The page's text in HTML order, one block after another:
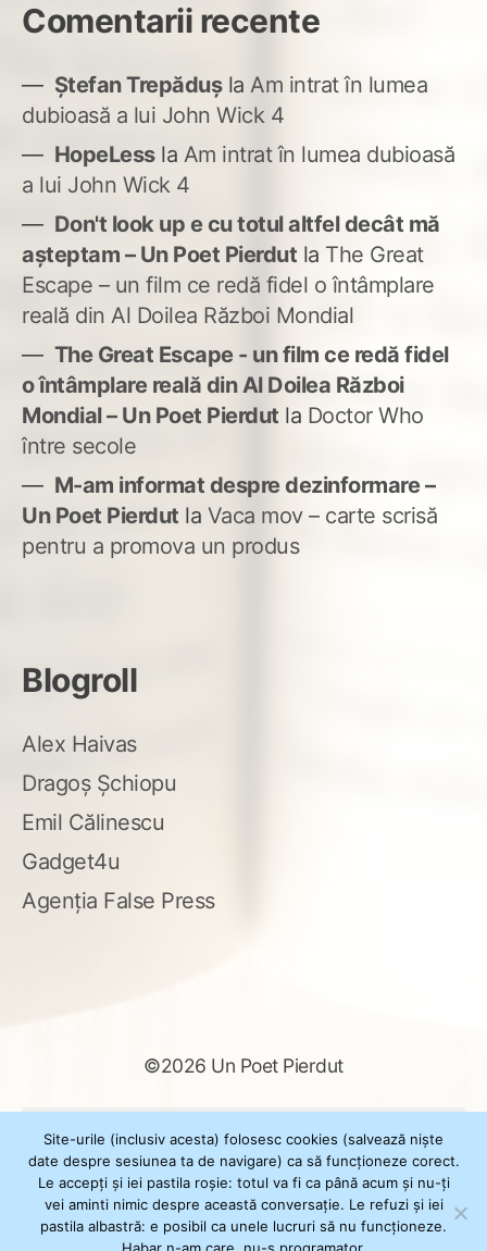
Comentarii recente
Ștefan Trepădușla Am intrat în lumea
dubioasă a lui John Wick 4
HopeLessla Am intrat în lumea dubioasă
a lui John Wick 4
Don't look up e cu totul altfel decât mă
așteptam – Un Poet Pierdut la The Great
Escape – un film ce redă fidel o întâmplare
reală din Al Doilea Război Mondial
The Great Escape - un film ce redă fidel
o întâmplare reală din Al Doilea Război
Mondial – Un Poet Pierdut la Doctor Who
între secole
M-am informat despre dezinformare –
Un Poet Pierdut la Vaca mov – carte scrisă
pentru a promova un produs
Blogroll
Alex Haivas
Dragoș Șchiopu
Emil Călinescu
Gadget4u
Agenția False Press
©2026 Un Poet Pierdut
după:
Powered byWordPress
Site-urile (inclusiv acesta) folosesc cookies (salvează niște
date despre sesiunea ta de navigare) ca să funcționeze corect.
Le accepți și iei pastila roșie: totul va fi ca până acum și nu-ți
vei aminti nimic despre această conversație. Le refuzi și iei
pastila albastră: e posibil ca unele lucruri să nu funcționeze.